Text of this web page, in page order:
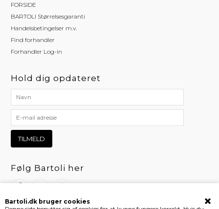
Bartoli.dk bruger cookies
FORSIDE
BARTOLI Størrelsesgaranti
Handelsbetingelser m.v.
Find forhandler
Forhandler Log-in
Hold dig opdateret
Følg Bartoli her